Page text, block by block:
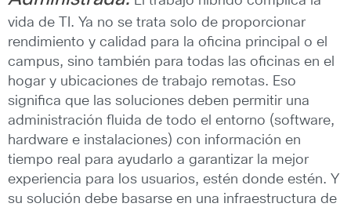
vida de TI. Ya no se trata solo de proporcionar
rendimiento y calidad para la oficina principal o el
campus, sino también para todas las oficinas en el
hogar y ubicaciones de trabajo remotas. Eso
significa que las soluciones deben permitir una
administración fluida de todo el entorno (software,
hardware e instalaciones) con información en
tiempo real para ayudarlo a garantizar la mejor
experiencia para los usuarios, estén donde estén. Y
su solución debe basarse en una infraestructura de